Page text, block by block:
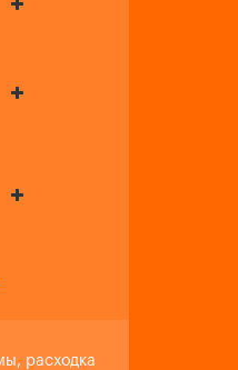
расходка